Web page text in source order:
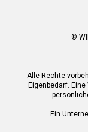
©
Alle Rechte
Eigenbedarf.
Ein